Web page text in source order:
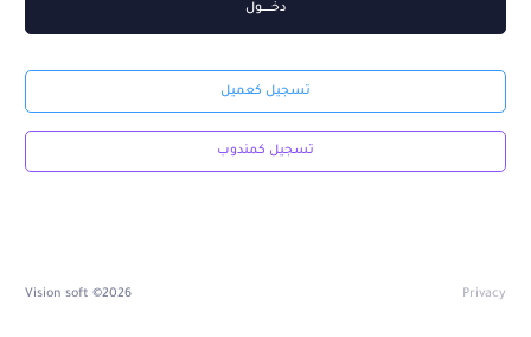
دخــــــــول
تسجيل كعميل
تسجيل كمندوب
2026© Vision soft Privacy